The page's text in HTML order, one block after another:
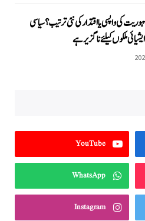
کی واپسی یا اقتدار کی نئی ترتیب؟ سیاسی
ملکوں کیلئے ناگزیر ہے
YouTube
WhatsApp
Instagram